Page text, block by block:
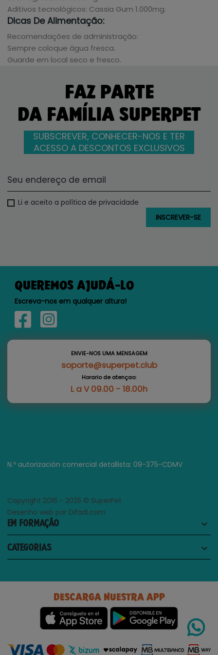
Aditivos tecnológicos: Cassia Gum 1.000mg.
Dicas De Alimentação:
Recomendações de administração:
Sempre coloque água fresca.
Guarde em local seco e fresco.
FAZ PARTE
DA FAMÍLIA SUPERPET
SUBSCREVER, CONHECER-NOS E TER
ACESSO A DESCONTOS EXCLUSIVOS
Li e aceito a política de privacidade
QUEREMOS AJUDÁ-LO
Escreva-nos em qualquer altura!
ENVIE-NOS UMA MENSAGEM
soporte@superpet.club
Horario de atençao:
L a V 09.00 - 18.00h
N.º autorización comercial detallista: 09-375-CDMV
Copyright 2016 - 2025 © SuperPet
Desenho web por Difadi.com
EM FORMAÇÃO keyboard_arrow_down
CATEGORIAS keyboard_arrow_down
DESCARGA NUESTRA APP